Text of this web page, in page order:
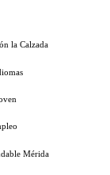
la Calzada
Mérida